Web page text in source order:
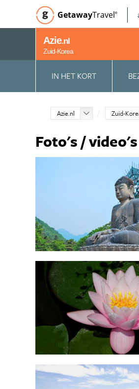
GetawayTravel©
Azie.nl
Zuid-Korea
IN HET KORT
Azie.nl Zuid-
Foto's /